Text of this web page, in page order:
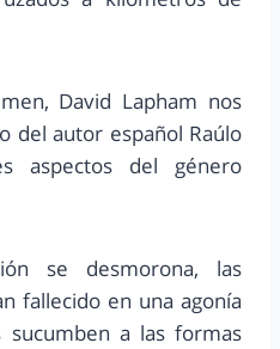
David Lapham nos
del autor español Raúlo
aspectos del género
se desmorona, las
fallecido en una agonía
sucumben a las formas